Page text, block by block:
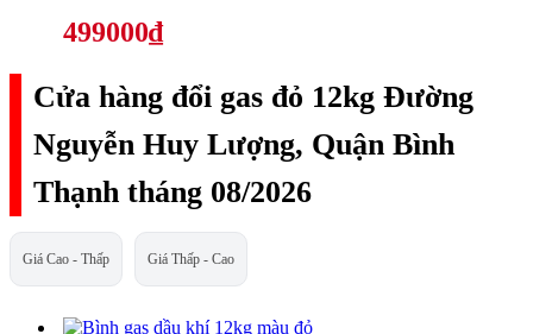
499000₫
Cửa hàng đổi gas đỏ 12kg Đường
Nguyễn Huy Lượng, Quận Bình
Thạnh tháng 08/2026
Giá Cao - Thấp Giá Thấp - Cao